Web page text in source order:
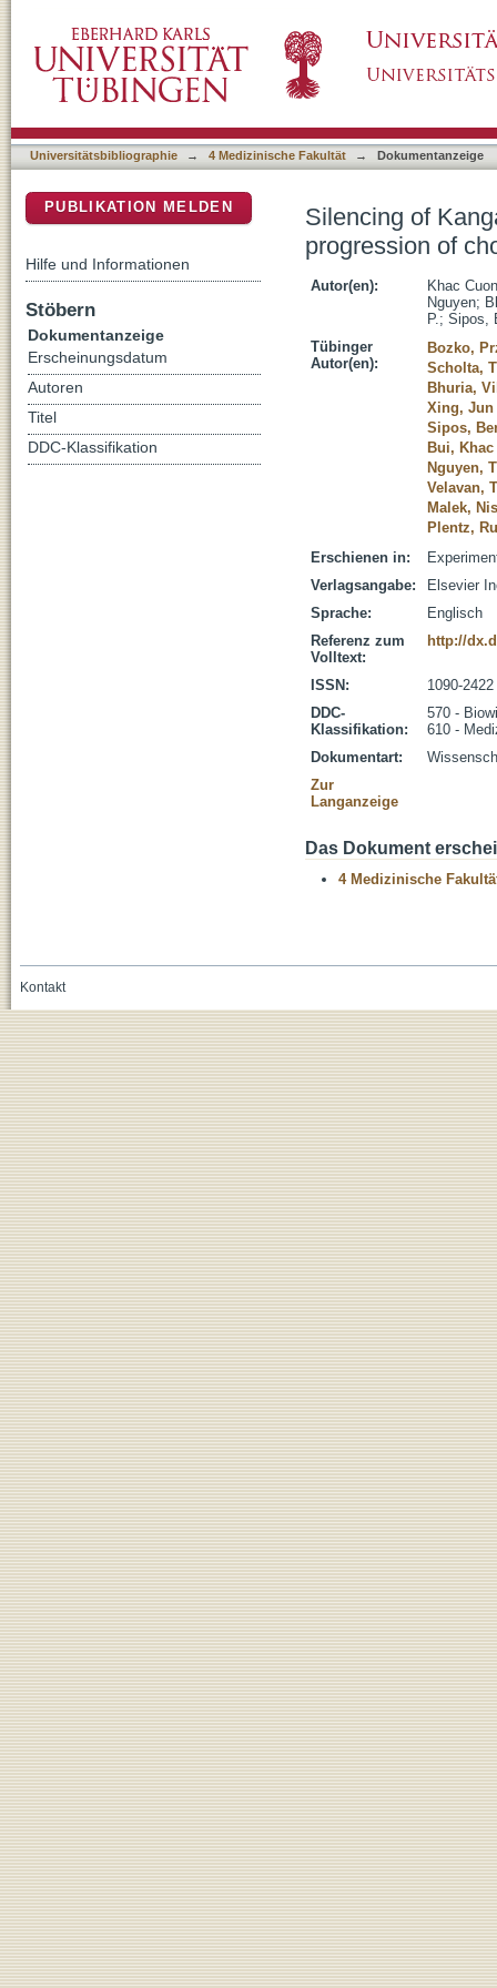
cholangiocarcinoma
Universitätsbibliographie → 4 Medizinische Fakultät → Dokumentanzeige
Silencing of
progression of
Autor(en):
Khac
Nguyen;
P.; Sipos,
Tübinger
Autor(en):
Bozko,
Scholta,
Bhuria,
Xing, Jun
Sipos,
Bui,
Nguyen,
Velavan,
Malek,
Plentz,
Erschienen in:
Verlagsangabe:
Elsevier
Sprache:
Englisch
Referenz zum
Volltext:
http://
ISSN:
1090-2422
DDC-
Klassifikation:
570 -
610 -
Dokumentart:
Zur
Langanzeige
Das Dokument
4 Medizinische
PUBLIKATION MELDEN
Hilfe und Informationen
Stöbern
Dokumentanzeige
Erscheinungsdatum
Autoren
Titel
DDC-Klassifikation
Kontakt